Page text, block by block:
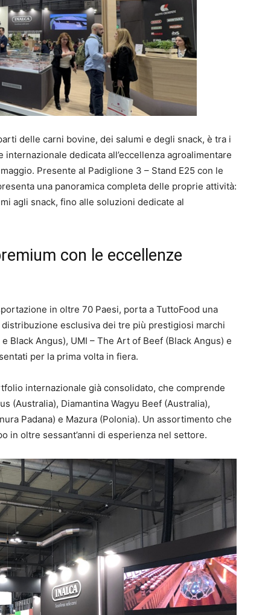
delle carni bovine, dei salumi e degli snack, è tra i
dedicata all’eccellenza agroalimentare
Presente al Padiglione 3 – Stand E25 con le
una panoramica completa delle proprie attività:
agli snack, fino alle soluzioni dedicate al
con le eccellenze
in oltre 70 Paesi, porta a TuttoFood una
esclusiva dei tre più prestigiosi marchi
Black Angus), UMI – The Art of Beef (Black Angus) e
per la prima volta in fiera.
internazionale già consolidato, che comprende
(Australia), Diamantina Wagyu Beef (Australia),
Padana) e Mazura (Polonia). Un assortimento che
in oltre sessant’anni di esperienza nel settore.